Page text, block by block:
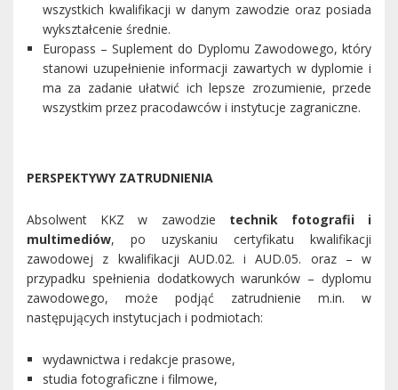
wszystkich kwalifikacji w danym zawodzie oraz posiada
wykształcenie średnie.
Europass – Suplement do Dyplomu Zawodowego, który
stanowi uzupełnienie informacji zawartych w dyplomie i
ma za zadanie ułatwić ich lepsze zrozumienie, przede
wszystkim przez pracodawców i instytucje zagraniczne.
PERSPEKTYWY ZATRUDNIENIA
Absolwent KKZ w zawodzie technik fotografii i
multimediów, po uzyskaniu certyfikatu kwalifikacji
zawodowej z kwalifikacji AUD.02. i AUD.05. oraz – w
przypadku spełnienia dodatkowych warunków – dyplomu
zawodowego, może podjąć zatrudnienie m.in. w
następujących instytucjach i podmiotach:
wydawnictwa i redakcje prasowe,
studia fotograficzne i filmowe,